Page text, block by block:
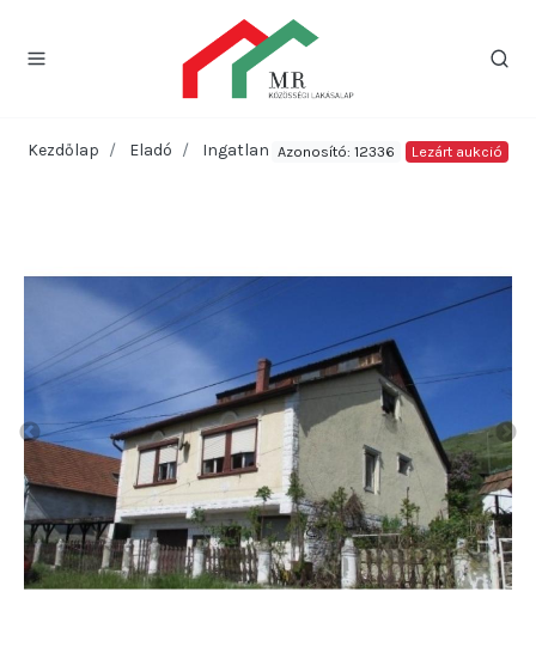
Kezdőlap Eladó Ingatlan Azonosító: 12336 Lezárt aukció